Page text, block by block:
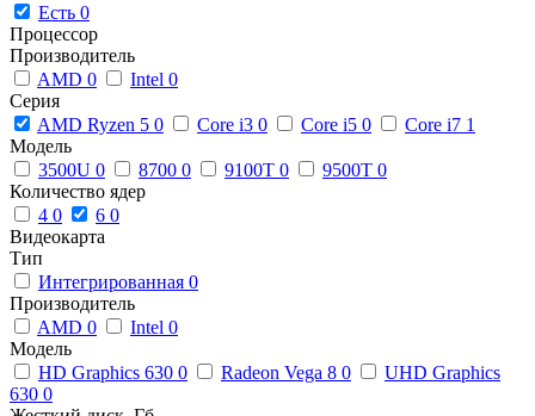
Есть 0
Процессор
Производитель
AMD 0 Intel 0
Серия
AMD Ryzen 5 0 Core i3 0 Core i5 0 Core i7 1
Модель
3500U 0 8700 0 9100T 0 9500T 0
Количество ядер
4 0 6 0
Видеокарта
Тип
Интегрированная 0
Производитель
AMD 0 Intel 0
Модель
HD Graphics 630 0 Radeon Vega 8 0
UHD Graphics
630 0